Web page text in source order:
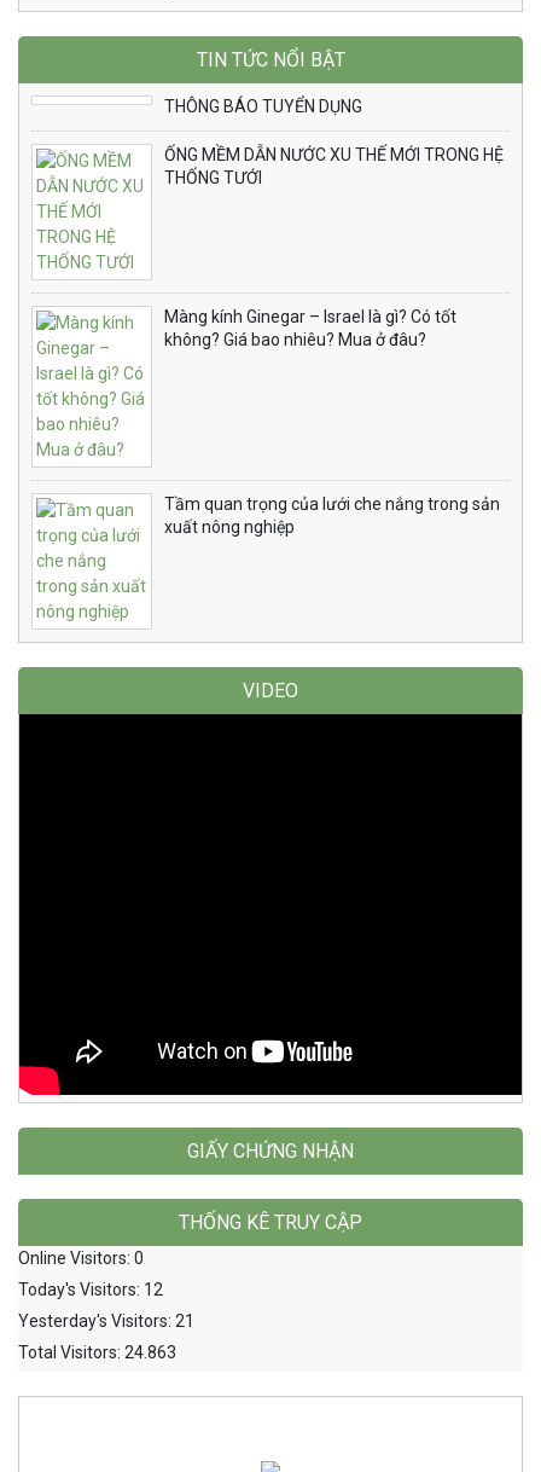
TIN TỨC NỔI BẬT
THÔNG BÁO TUYỂN DỤNG
ỐNG MỀM DẪN NƯỚC XU THẾ MỚI TRONG HỆ
THỐNG TƯỚI
Màng kính Ginegar – Israel là gì? Có tốt
không? Giá bao nhiêu? Mua ở đâu?
Tầm quan trọng của lưới che nắng trong sản
xuất nông nghiệp
VIDEO
GIẤY CHỨNG NHẬN
THỐNG KÊ TRUY CẬP
Online Visitors: 0
Today's Visitors: 12
Yesterday's Visitors: 21
Total Visitors: 24.863